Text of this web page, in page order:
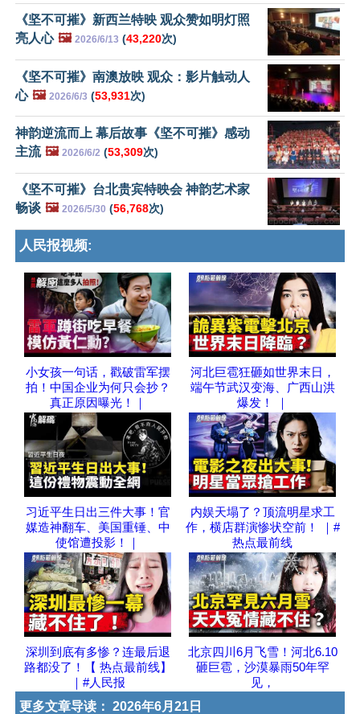
《坚不可摧》新西兰特映 观众赞如明灯照
亮人心 🖼️ 2026/6/13 (43,220次)
《坚不可摧》南澳放映 观众：影片触动人
心 🖼️ 2026/6/3 (53,931次)
神韵逆流而上 幕后故事《坚不可摧》感动
主流 🖼️ 2026/6/2 (53,309次)
《坚不可摧》台北贵宾特映会 神韵艺术家
畅谈 🖼️ 2026/5/30 (56,768次)
人民报视频:
小女孩一句话，戳破雷军摆
拍！中国企业为何只会抄？
真正原因曝光！｜
河北巨雹狂砸如世界末日，
端午节武汉变海、广西山洪
爆发！ ｜
习近平生日出三件大事！官
媒造神翻车、美国重锤、中
使馆遭投影！｜
内娱天塌了？顶流明星求工
作，横店群演惨状空前！ ｜#
热点最前线
深圳到底有多惨？连最后退
路都没了！【 热点最前线】
｜#人民报
北京四川6月飞雪！河北6.10
砸巨雹，沙漠暴雨50年罕
见，
更多文章导读： 2026年6月21日